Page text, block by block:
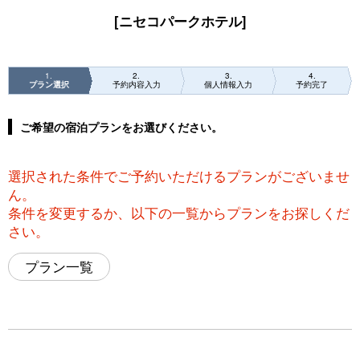
[ニセコパークホテル]
1
プラン選択
2
予約内容入力
3
個人情報入力
4
予約完了
ご希望の宿泊プランをお選びください。
選択された条件でご予約いただけるプランがございませ
ん。
条件を変更するか、以下の一覧からプランをお探しくだ
さい。
プラン一覧